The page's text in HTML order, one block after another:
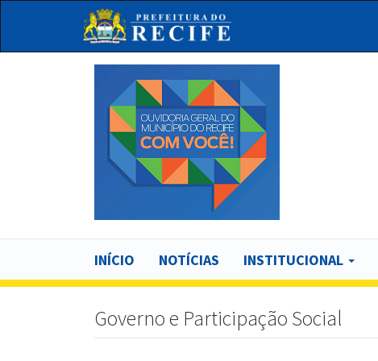
Main
navigation
INÍCIO NOTÍCIAS INSTITUCIONAL
Governo e Participação Social